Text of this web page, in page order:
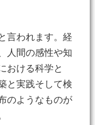
言われます。経
人間の感性や知
おける科学と
と実践そして検
のようなものが